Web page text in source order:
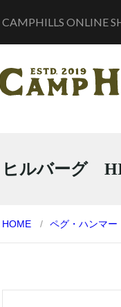
CAMPHILLS ONLINE
ヒルバーグ
HOME ペグ・ハンマー